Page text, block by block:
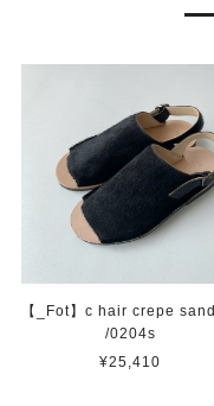
【_Fot】c hair crepe
/0204s
¥25,410